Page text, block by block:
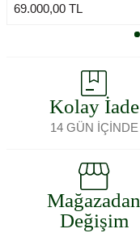
69.000,00 TL
Kolay İade
14 GÜN İÇİNDE
Mağazadan
Değişim